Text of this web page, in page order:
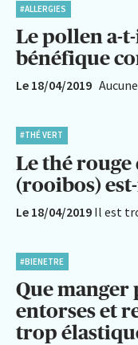
#ALLERGIES
Le pollen a-
bénéfique
Le 18/04/2019
#THÉ VERT
Le thé rouge
(rooibos)
Le 18/04/2019 Il est
#BIENETRE
Que
entorses et
trop